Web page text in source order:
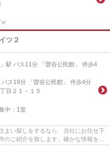
ツ２
」駅 バス11分 「曽谷公民館」 停歩4
バス19分 「曽谷公民館」 停歩4分
丁目２１－１５
中： 1室
まい探しをするなら、当社にお任せ下
のご紹介を致します。確かな情報をご